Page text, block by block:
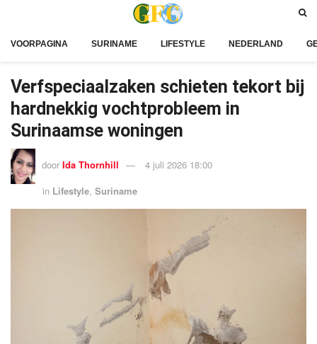
VOORPAGINA SURINAME LIFESTYLE NEDERLAND
Verfspeciaalzaken schieten tekort bij
hardnekkig vochtprobleem in
Surinaamse woningen
door Ida Thornhill
4 juli 2026 18:00
in Lifestyle, Suriname